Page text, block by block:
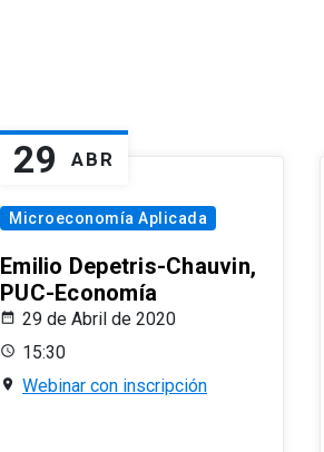
29 ABR
Microeconomía Aplicada
Emilio Depetris-Chauvin,
PUC-Economía
29 de Abril de 2020
15:30
Webinar con inscripción